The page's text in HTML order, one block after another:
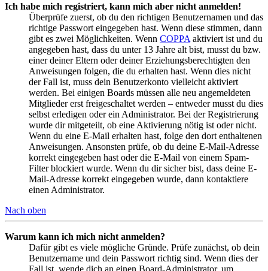
Ich habe mich registriert, kann mich aber nicht anmelden!
Überprüfe zuerst, ob du den richtigen Benutzernamen und das
richtige Passwort eingegeben hast. Wenn diese stimmen, dann
gibt es zwei Möglichkeiten. Wenn COPPA aktiviert ist und du
angegeben hast, dass du unter 13 Jahre alt bist, musst du bzw.
einer deiner Eltern oder deiner Erziehungsberechtigten den
Anweisungen folgen, die du erhalten hast. Wenn dies nicht
der Fall ist, muss dein Benutzerkonto vielleicht aktiviert
werden. Bei einigen Boards müssen alle neu angemeldeten
Mitglieder erst freigeschaltet werden – entweder musst du dies
selbst erledigen oder ein Administrator. Bei der Registrierung
wurde dir mitgeteilt, ob eine Aktivierung nötig ist oder nicht.
Wenn du eine E-Mail erhalten hast, folge den dort enthaltenen
Anweisungen. Ansonsten prüfe, ob du deine E-Mail-Adresse
korrekt eingegeben hast oder die E-Mail von einem Spam-
Filter blockiert wurde. Wenn du dir sicher bist, dass deine E-
Mail-Adresse korrekt eingegeben wurde, dann kontaktiere
einen Administrator.
Nach oben
Warum kann ich mich nicht anmelden?
Dafür gibt es viele mögliche Gründe. Prüfe zunächst, ob dein
Benutzername und dein Passwort richtig sind. Wenn dies der
Fall ist, wende dich an einen Board-Administrator, um